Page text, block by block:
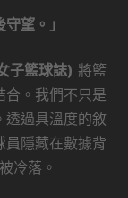
望。」
子籃球誌) 將籃
合。我們不只是
透過具溫度的敘
員隱藏在數據背
冷落。